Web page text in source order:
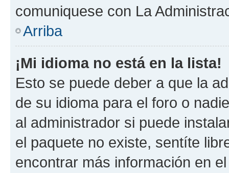
comuniquese con La
Arriba
¡Mi idioma no está en la lista!
Esto se puede deber a que la
de su idioma para el foro o
al administrador si puede
el paquete no existe, sentíte
encontrar más información en